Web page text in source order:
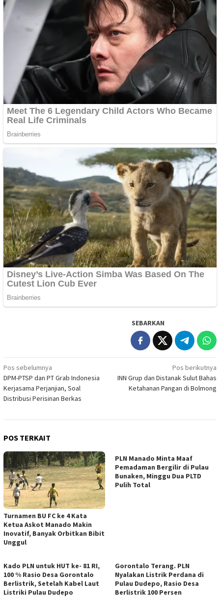
SEBARKAN
Navigasi
pos
Pos sebelumnya
DPM-PTSP dan PT Grab Indonesia
Kerjasama Perjanjian, Soal
Distribusi Perisinan Berkas
Pos berikutnya
INN Grup dan Distanak Sulut Bahas
Ketahanan Pangan di Bolmong
POS TERKAIT
Turnamen BU FC ke 4 Kata
Ketua Askot Manado Makin
Inovatif, Banyak Orbitkan Bibit
Unggul
PLN Manado Minta Maaf
Pemadaman Bergilir di Pulau
Bunaken, Minggu Dua PLTD
Pulih Total
Kado PLN untuk HUT ke- 81 RI,
100 % Rasio Desa Gorontalo
Berlistrik, Setelah Kabel Laut
Listriki Pulau Dudepo
Gorontalo Terang. PLN
Nyalakan Listrik Perdana di
Pulau Dudepo, Rasio Desa
Berlistrik 100 Persen